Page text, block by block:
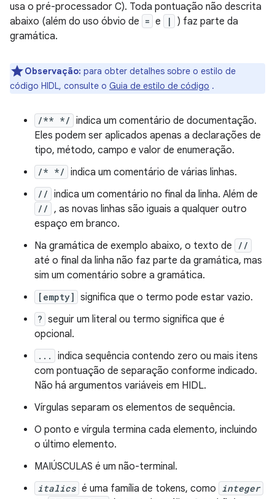
usa o pré-processador C). Toda pontuação não descrita
abaixo (além do uso óbvio de = e |
) faz parte da
gramática.
Observação: para obter detalhes sobre o estilo de
código HIDL, consulte o Guia de estilo de código .
/** */ indica um comentário de documentação.
Eles podem ser aplicados apenas a declarações de
tipo, método, campo e valor de enumeração.
/* */ indica um comentário de várias linhas.
// indica um comentário no final da linha. Além de
// , as novas linhas são iguais a qualquer outro
espaço em branco.
Na gramática de exemplo abaixo, o texto de
//
até o final da linha não faz parte da gramática, mas
sim um comentário sobre a gramática.
[empty] significa que o termo pode estar vazio.
? seguir um literal ou termo significa que é
opcional.
...
indica sequência contendo zero ou mais itens
com pontuação de separação conforme indicado.
Não há argumentos variáveis ​​em HIDL.
Vírgulas separam os elementos de sequência.
O ponto e vírgula termina cada elemento, incluindo
o último elemento.
MAIÚSCULAS é um não-terminal.
italics é uma família de tokens, como integer